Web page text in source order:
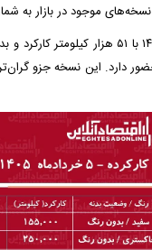
موجود در بازار به
همچنین پژو ۲۰۶ تیپ ۳ پانوراما سال ۱۴۰۱ با ۵۱